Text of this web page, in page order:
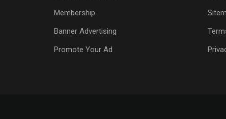
Membership
Banner Advertising
Promote Your Ad